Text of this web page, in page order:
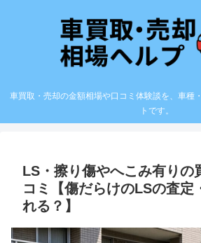
車買取・売却の金額相場や口コミ体験談を、車種
トです。
LS・擦り傷やへこみ有りの
コミ【傷だらけのLSの査定
れる？】